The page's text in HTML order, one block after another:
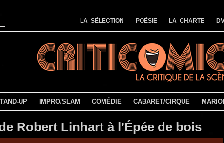
LA SÉLECTION POÉSIE LA CHARTE
UP IMPRO/SLAM COMÉDIE CABARET/CIRQUE
Robert Linhart à l’Épée de bois